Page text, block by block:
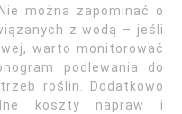
można zapominać o
z wodą – jeśli
warto monitorować
podlewania do
roślin. Dodatkowo
koszty napraw i